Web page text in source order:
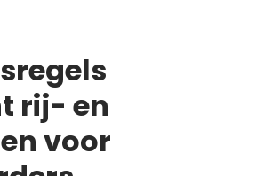
rij- en
voor